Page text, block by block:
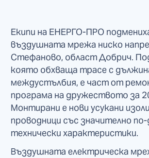
Екипи на ЕНЕРГО-ПРО
въздушната мрежа ниско
Стефаново, област Добрич.
която обхваща трасе с
междустълбия, е част от
програма на дружеството за
Монтирани е нови усукани
проводници със значително
технически характеристики.
Въздушната електрическа